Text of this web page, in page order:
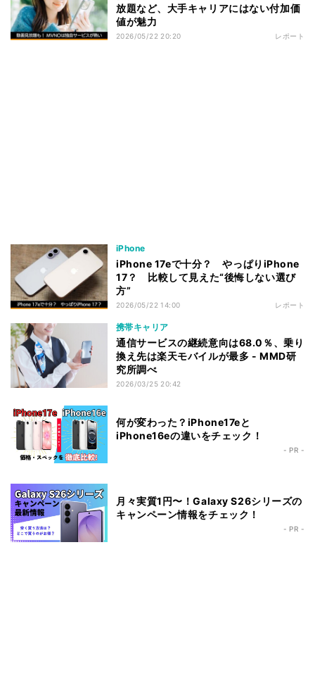
放題など、大手キャリアにはない付加価
値が魅力
2026/05/22 20:20 レポート
iPhone
iPhone 17eで十分？ やっぱりiPhone
17？ 比較して見えた“後悔しない選び
方”
2026/05/22 14:00 レポート
携帯キャリア
通信サービスの継続意向は68.0％、乗り
換え先は楽天モバイルが最多 - MMD研
究所調べ
2026/03/25 20:42
何が変わった？iPhone17eと
iPhone16eの違いをチェック！
- PR -
月々実質1円〜！Galaxy S26シリーズの
キャンペーン情報をチェック！
- PR -